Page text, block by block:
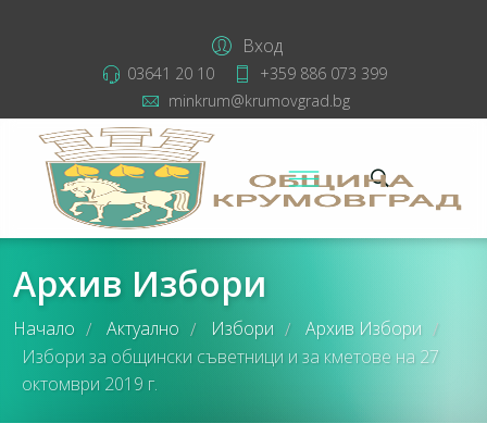
Вход
03641 20 10
+359 886 073 399
minkrum@krumovgrad.bg
Архив Избори
Начало / Актуално / Избори / Архив Избори /
Избори за общински съветници и за кметове на 27
октомври 2019 г.